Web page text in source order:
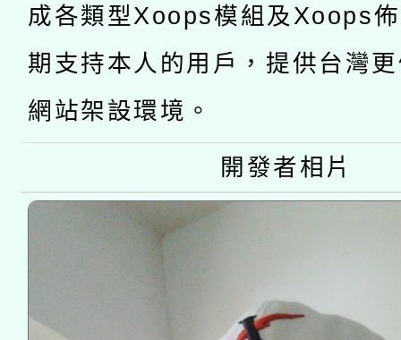
用水績優單位及節水達
動」
桃園市孔廟祈福系列
開 智慧啟航」
2026年桃園地景藝術
成各類型Xoops模組及Xoops
期支持本人的用戶，提供台灣
網站架設環境。
開發者相片